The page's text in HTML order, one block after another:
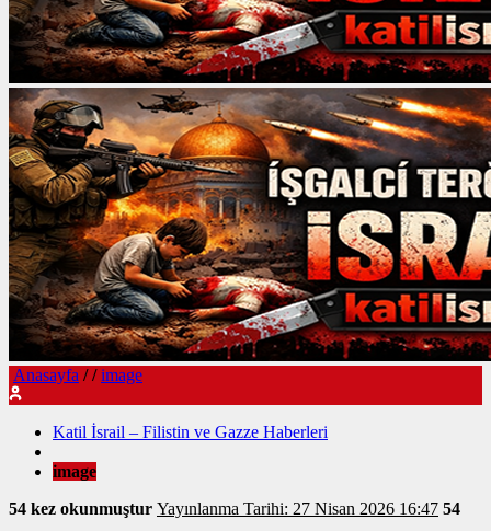
Anasayfa / / image
Katil İsrail – Filistin ve Gazze Haberleri
image
54 kez okunmuştur
Yayınlanma Tarihi: 27 Nisan 2026 16:47 54